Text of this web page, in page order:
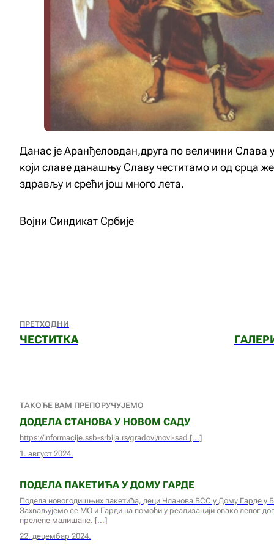
Данас је Аранђеловдан,друга по величини Слава
који славе данашњу Славу честитамо и од срца
здрављу и срећи још много лета.
Војни Синдикат Србије
ПРЕТХОДНИ
ЧЕСТИТКА
ТАКОЂЕ ВАМ ПРЕПОРУЧУЈЕМО
ДОДЕЛА СТАНОВА У НОВОМ САДУ
https://informacije.ssb-srbija.rs/gradovi/novi-sad
1. август 2024.
ПОДЕЛА ПАКЕТИЋА У ДОМУ ГАРДЕ
Подела новогодишњих пакетића, деци Чланова ВСС у Дому Гарде у
Захваљујемо се МО и Гарди на помоћи у реализацији овако лепог
прелепе малишане.
22. децембар 2024.